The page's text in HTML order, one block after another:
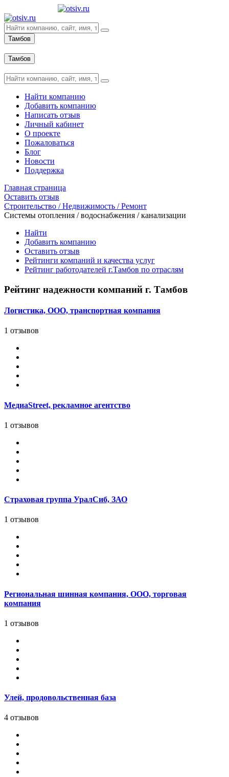
Тамбов
Тамбов
Найти компанию
Добавить компанию
Написать отзыв
Личный кабинет
О проекте
Пожаловаться
Блог
Новости
Поддержка
Главная страница
Оставить отзыв
Строительство / Недвижимость / Ремонт
Системы отопления / водоснабжения / канализации
Найти
Добавить компанию
Оставить отзыв
Рейтинги компаний и качества услуг
Рейтинг работодателей г.Тамбов по отраслям
Рейтинг надежности компаний г. Тамбов
Логистика, ООО, транспортная компания
1 отзывов
МедиаStreet, рекламное агентство
1 отзывов
Страховая группа УралСиб, ЗАО
1 отзывов
Региональная шинная компания, ООО, торговая
компания
1 отзывов
Улей, продовольственная база
4 отзывов